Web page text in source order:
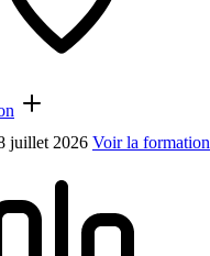
juillet 2026 Voir la formation